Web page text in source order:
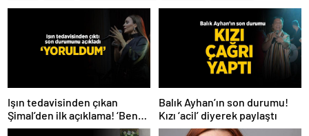
Işın tedavisinden çıkan
Şimal’den ilk açıklama! ‘Ben
çok yoruldum’
Balık Ayhan’ın son durumu!
Kızı ‘acil’ diyerek paylaştı